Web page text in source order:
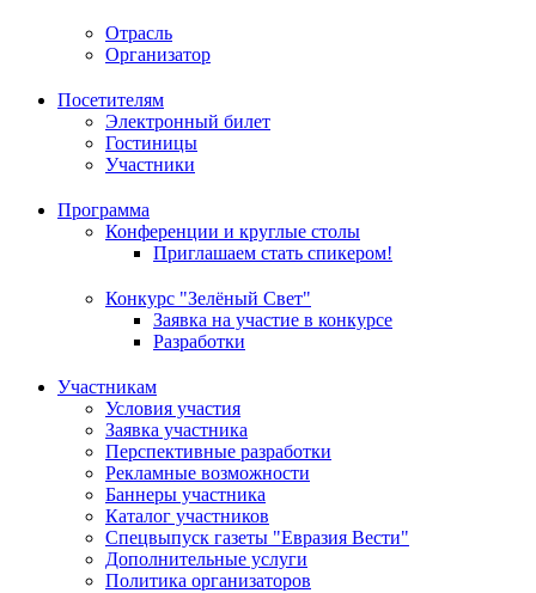
Отрасль
Организатор
Посетителям
Электронный билет
Гостиницы
Участники
Программа
Конференции и круглые столы
Приглашаем стать спикером!
Конкурс "Зелёный Свет"
Заявка на участие в конкурсе
Разработки
Участникам
Условия участия
Заявка участника
Перспективные разработки
Рекламные возможности
Баннеры участника
Каталог участников
Спецвыпуск газеты "Евразия Вести"
Дополнительные услуги
Политика организаторов